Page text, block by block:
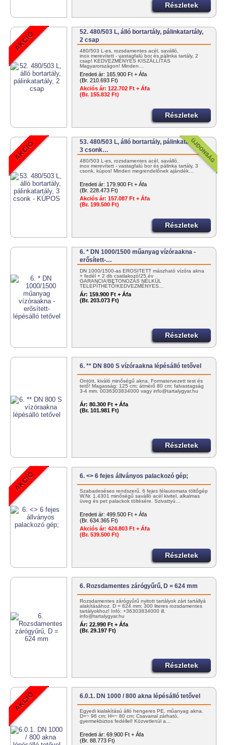
Részletek
52. 480/503 L, álló bortartály, pálinkatartály,
2 csap
480/503 L-es, rozsdamentes acél, saválló,
inox merevített - vastagfalú bor és pálinka tartály, 2
csap! KEDVEZMÉNYES KISZÁLLÍTÁS
Magyarországon! Minden…
Eredeti ár: 165.900 Ft + Áfa
(Br. 210.693 Ft)
Akciós ár: 122.702 Ft + Áfa
(Br. 155.832 Ft)
Részletek
53. 480/503 L, álló bortartály, pálinkatartály,
3 csonk…
480/503 L-es, rozsdamentes acél, saválló,
inox merevített - vastagfalú bor és pálinka tartály, 3
csonk, kúpos! Minden megrendelőnek ajándék…
Eredeti ár: 179.900 Ft + Áfa
(Br. 228.473 Ft)
Akciós ár: 157.087 Ft + Áfa
(Br. 199.500 Ft)
Részletek
6. * DN 1000/1500 műanyag vízóraakna -
erősített-…
DN 1000/1500-as ERŐSÍTETT mászható vízóra akna
+ fedél + 2 db csatlakozó!25 év
GARANCIA!BETONOZÁS NÉLKÜL
TELEPÍTHETŐ!KEDVEZMÉNYES…
Ár: 159.900 Ft + Áfa
(Br. 203.073 Ft)
Részletek
6. ** DN 800 S vízóraakna lépésálló tetővel
Öntött, kiváló minőségű akna. Formatervezett test és
tető! Magasság: 125 cm; átmérő 80 cm; falvastagság
3-4 mm. 0036303834000 vagy info@tartalygyar.hu
Ár: 80.300 Ft + Áfa
(Br. 101.981 Ft)
Részletek
6. <> 6 fejes állványos palackozó gép;
Szabadeséses rendszerű, 6 fejes félautomata töltőgép
W.Nr. 1,4301 minőségű saválló acél kivitel, alkalmas
üveg és pet palackok töltésére. Szivattyú…
Eredeti ár: 499.500 Ft + Áfa
(Br. 634.365 Ft)
Akciós ár: 424.803 Ft + Áfa
(Br. 539.500 Ft)
Részletek
6. Rozsdamentes zárógyűrű, D = 624 mm
Rozsdamentes zárógyűrű nyitott tartályok zárt tartállyá
alakításához. D = 624 mm; 300 literes rozsdamentes
tartályokhoz! Infó: +36303834000 ill.
info@tartalygyar.hu
Ár: 22.990 Ft + Áfa
(Br. 29.197 Ft)
Részletek
6.0.1. DN 1000 / 800 akna lépésálló tetővel
Egyedi kialakítású álló hengeres PE. műanyag akna.
D=~ 96 cm; H=~ 80 cm; Csavarral zárható,
gyermekbiztos fedéllel! Közvetlenül a…
Eredeti ár: 69.900 Ft + Áfa
(Br. 88.773 Ft)